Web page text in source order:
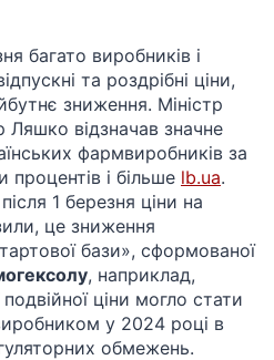
багато виробників і
та роздрібні ціни,
зниження. Міністр
Ляшко відзначав значне
фармвиробників за
процентів і більше​ lb.ua.
1 березня ціни на
це зниження
бази», сформованої
, наприклад,
ціни могло стати
у 2024 році в
обмежень.